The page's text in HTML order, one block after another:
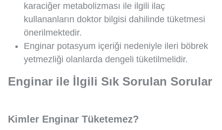
karaciğer metabolizması ile ilgili ilaç
kullananların doktor bilgisi dahilinde tüketmesi
önerilmektedir.
Enginar potasyum içeriği nedeniyle ileri böbrek
yetmezliği olanlarda dengeli tüketilmelidir.
Enginar ile İlgili Sık Sorulan Sorular
Kimler Enginar Tüketemez?